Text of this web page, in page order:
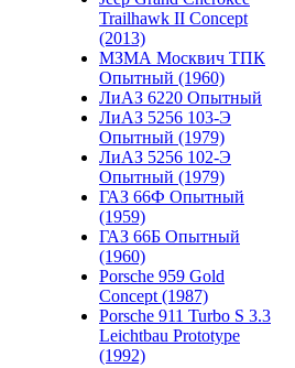
Trailhawk II Concept
(2013)
МЗМА Москвич ТПК
Опытный (1960)
ЛиАЗ 6220 Опытный
ЛиАЗ 5256 103-Э
Опытный (1979)
ЛиАЗ 5256 102-Э
Опытный (1979)
ГАЗ 66Ф Опытный
(1959)
ГАЗ 66Б Опытный
(1960)
Porsche 959 Gold
Concept (1987)
Porsche 911 Turbo S 3.3
Leichtbau Prototype
(1992)